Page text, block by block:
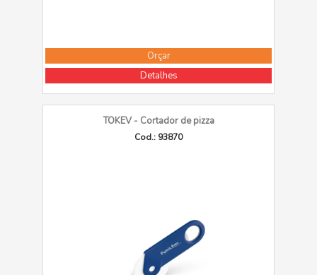
Orçar
Detalhes
TOKEV - Cortador de pizza
Cod.: 93870